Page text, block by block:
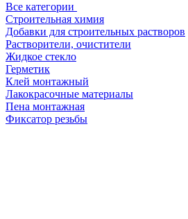
Все категории
Строительная химия
Добавки для строительных растворов
Растворители, очистители
Жидкое стекло
Герметик
Клей монтажный
Лакокрасочные материалы
Пена монтажная
Фиксатор резьбы